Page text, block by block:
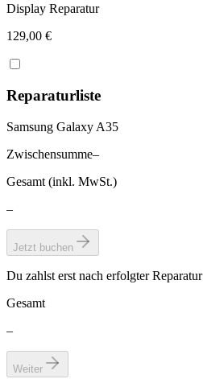
Display Reparatur
129,00 €
Reparaturliste
Samsung Galaxy A35
Zwischensumme–
Gesamt (inkl. MwSt.)
–
Jetzt buchen
Du zahlst erst nach erfolgter Reparatur
Gesamt
–
Weiter